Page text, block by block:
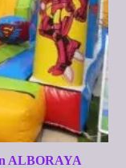
ALBORAYA